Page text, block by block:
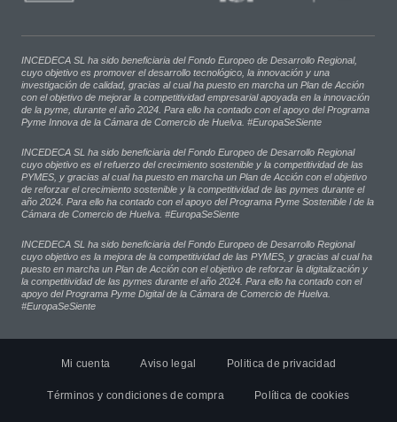
INCEDECA SL ha sido beneficiaria del Fondo Europeo de Desarrollo Regional,
cuyo objetivo es promover el desarrollo tecnológico, la innovación y una
investigación de calidad, gracias al cual ha puesto en marcha un Plan de Acción
con el objetivo de mejorar la competitividad empresarial apoyada en la innovación
de la pyme, durante el año 2024. Para ello ha contado con el apoyo del Programa
Pyme Innova de la Cámara de Comercio de Huelva. #EuropaSeSiente
INCEDECA SL ha sido beneficiaria del Fondo Europeo de Desarrollo Regional
cuyo objetivo es el refuerzo del crecimiento sostenible y la competitividad de las
PYMES, y gracias al cual ha puesto en marcha un Plan de Acción con el objetivo
de reforzar el crecimiento sostenible y la competitividad de las pymes durante el
año 2024. Para ello ha contado con el apoyo del Programa Pyme Sostenible l de la
Cámara de Comercio de Huelva. #EuropaSeSiente
INCEDECA SL ha sido beneficiaria del Fondo Europeo de Desarrollo Regional
cuyo objetivo es la mejora de la competitividad de las PYMES, y gracias al cual ha
puesto en marcha un Plan de Acción con el objetivo de reforzar la digitalización y
la competitividad de las pymes durante el año 2024. Para ello ha contado con el
apoyo del Programa Pyme Digital de la Cámara de Comercio de Huelva.
#EuropaSeSiente
Mi cuenta Aviso legal Politica de privacidad
Términos y condiciones de compra Política de cookies